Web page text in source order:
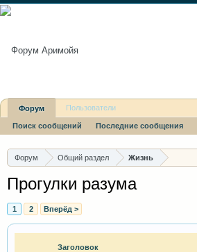
Форум Общий раздел Жизнь
Прогулки разума
1 2 Вперёд >
Заголовок
Форум
Поиск сообщений Последние сообщения
Пользователи